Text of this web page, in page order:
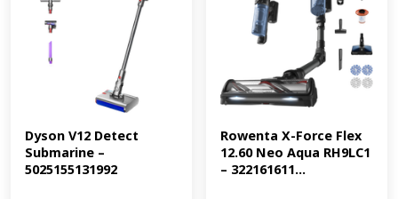
Dyson V12 Detect
Submarine –
5025155131992
Rowenta X-Force Flex
12.60 Neo Aqua RH9LC1
– 322161611...